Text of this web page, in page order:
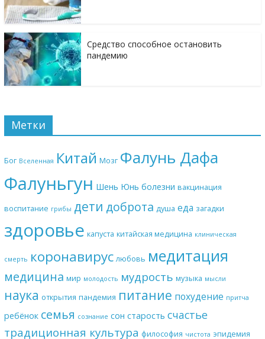
Средство способное остановить
пандемию
Метки
Бог Вселенная Китай Мозг Фалунь Дафа
Фалуньгун Шень Юнь болезни вакцинация
воспитание грибы дети доброта душа еда загадки
здоровье капуста китайская медицина клиническая
смерть коронавирус любовь медитация
медицина мир молодость мудрость музыка мысли
наука открытия пандемия питание похудение притча
ребёнок семья сознание сон старость счастье
традиционная культура философия чистота эпидемия